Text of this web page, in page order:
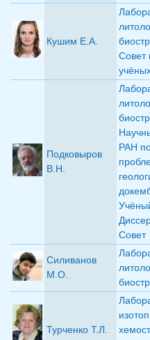
Кушим Е.А.
Совет
Подковыров
В.Н.
РАН
Совет
Силиванов
М.О.
Турченко Т.Л.